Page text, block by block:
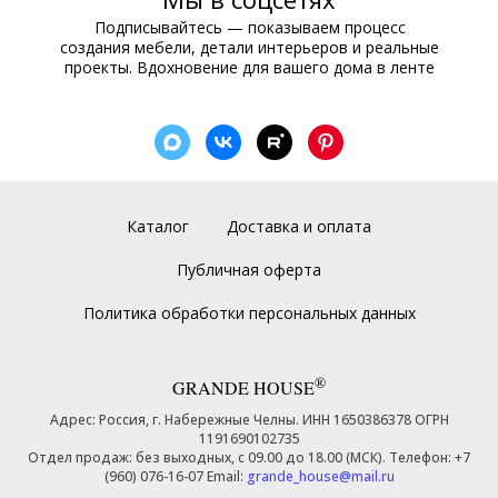
Подписывайтесь — показываем процесс
создания мебели, детали интерьеров и реальные
проекты. Вдохновение для вашего дома в ленте
Каталог Доставка и оплата
Публичная оферта
Политика обработки персональных данных
GRANDE HOUSE®
Адрес: Россия, г. Набережные Челны. ИНН 1650386378 ОГРН
1191690102735
Отдел продаж: без выходных, с 09.00 до 18.00 (МСК). Телефон: +7
(960) 076-16-07 Email: grande_house@mail.ru